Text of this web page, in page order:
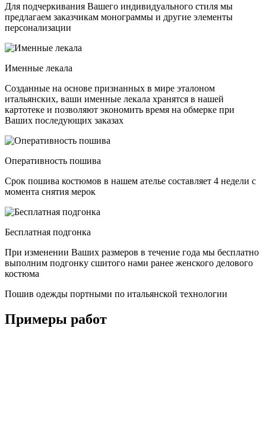
Для подчеркивания Вашего индивидуального стиля мы
предлагаем заказчикам монограммы и другие элементы
персонализации
Именные лекала
Созданные на основе признанных в мире эталоном
итальянских, ваши именные лекала хранятся в нашей
картотеке и позволяют экономить время на обмерке при
Ваших последующих заказах
Оперативность пошива
Срок пошива костюмов в нашем ателье составляет 4 недели с
момента снятия мерок
Бесплатная подгонка
При изменении Ваших размеров в течение года мы бесплатно
выполним подгонку сшитого нами ранее женского делового
костюма
Пошив одежды портными по итальянской технологии
Примеры работ